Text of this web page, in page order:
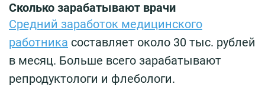
Сколько зарабатывают врачи
Средний заработок медицинского
работника составляет около 30 тыс. рублей
в месяц. Больше всего зарабатывают
репродуктологи и флебологи.